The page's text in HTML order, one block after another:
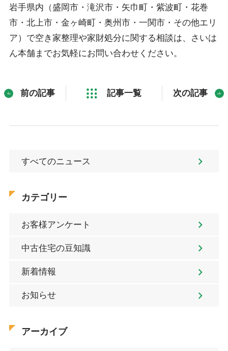
岩手県内（盛岡市・滝沢市・矢巾町・紫波町・花巻
市・北上市・金ヶ崎町・奥州市・一関市・その他エリ
ア）で空き家整理や家財処分に関する相談は、さいは
ん本舗までお気軽にお問い合わせください。
前の記事 記事一覧 次の記事
すべてのニュース
カテゴリー
お客様アンケート
中古住宅の豆知識
新着情報
お知らせ
アーカイブ